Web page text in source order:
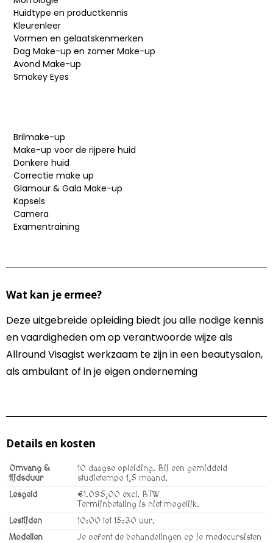
Huidtype en productkennis
Kleurenleer
Vormen en gelaatskenmerken
Dag Make-up en zomer Make-up
Avond Make-up
Smokey Eyes
Brilmake-up
Make-up voor de rijpere huid
Donkere huid
Correctie make up
Glamour & Gala Make-up
Kapsels
Camera
Examentraining
Wat kan je ermee?
Deze uitgebreide opleiding biedt jou alle nodige kennis
en vaardigheden om op verantwoorde wijze als
Allround Visagist werkzaam te zijn in een beautysalon,
als ambulant of in je eigen onderneming
Details en kosten
Omvang &
tijdsduur
10 daagse opleiding. Bij een gemiddeld
studietempo 1,5 maand.
Lesgeld
€1.095,00 excl. BTW
Termijnbetaling is niet mogelijk.
Lestijden
10:00 tot 15:30 uur.
Modellen
Je oefent de behandelingen op je medecursisten